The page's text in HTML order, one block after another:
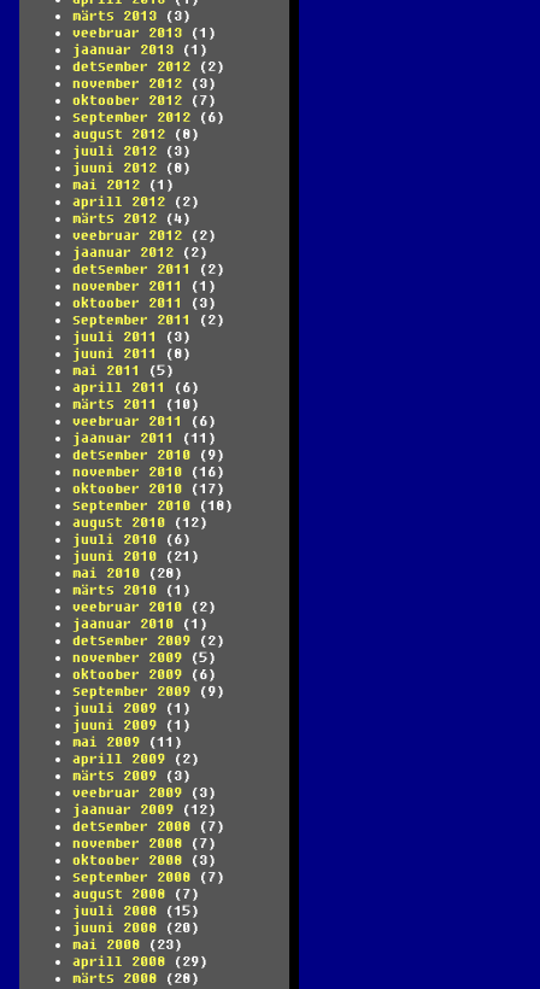
märts 2013 (3)
veebruar 2013 (1)
jaanuar 2013 (1)
detsember 2012 (2)
november 2012 (3)
oktoober 2012 (7)
september 2012 (6)
august 2012 (8)
juuli 2012 (3)
juuni 2012 (8)
mai 2012 (1)
aprill 2012 (2)
märts 2012 (4)
veebruar 2012 (2)
jaanuar 2012 (2)
detsember 2011
(2)
november 2011
(1)
oktoober 2011
(3)
september 2011
(2)
juuli 2011
(3)
juuni 2011
(8)
mai 2011
(5)
aprill 2011
(6)
märts 2011
(10)
veebruar 2011
(6)
jaanuar 2011
(11)
detsember 2010 (9)
november 2010 (16)
oktoober 2010 (17)
september 2010 (18)
august 2010 (12)
juuli 2010 (6)
juuni 2010 (21)
mai 2010 (28)
märts 2010 (1)
veebruar 2010 (2)
jaanuar 2010 (1)
detsember 2009 (2)
november 2009 (5)
oktoober 2009 (6)
september 2009 (9)
juuli 2009 (1)
juuni 2009 (1)
mai 2009 (11)
aprill 2009 (2)
märts 2009 (3)
veebruar 2009 (3)
jaanuar 2009 (12)
detsember 2008 (7)
november 2008 (7)
oktoober 2008 (3)
september 2008 (7)
august 2008 (7)
juuli 2008 (15)
juuni 2008 (20)
mai 2008 (23)
aprill 2008 (29)
märts 2008 (28)